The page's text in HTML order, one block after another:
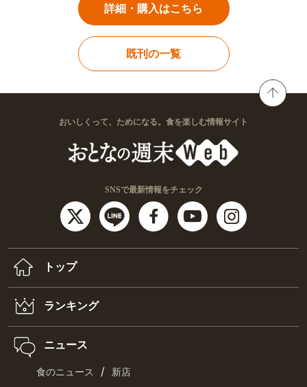
詳細・購入はこちら
既刊の一覧
おいしくって、ためになる。食を楽しむ情報サイト
SNSで最新情報をチェック
トップ
ランキング
ニュース
食のニュース / 新店